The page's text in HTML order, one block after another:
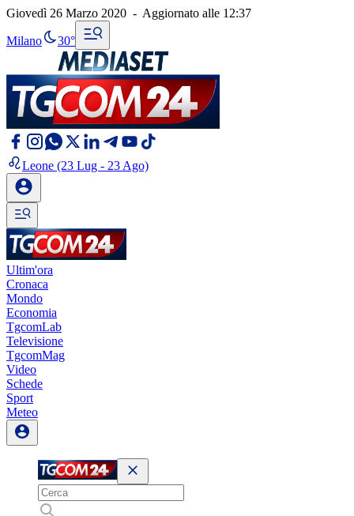
Giovedì 26 Marzo 2020 - Aggiornato alle 12:37
Milano 30°
Leone (23 Lug - 23 Ago)
Ultim'ora
Cronaca
Mondo
Economia
TgcomLab
Televisione
TgcomMag
Video
Schede
Sport
Meteo